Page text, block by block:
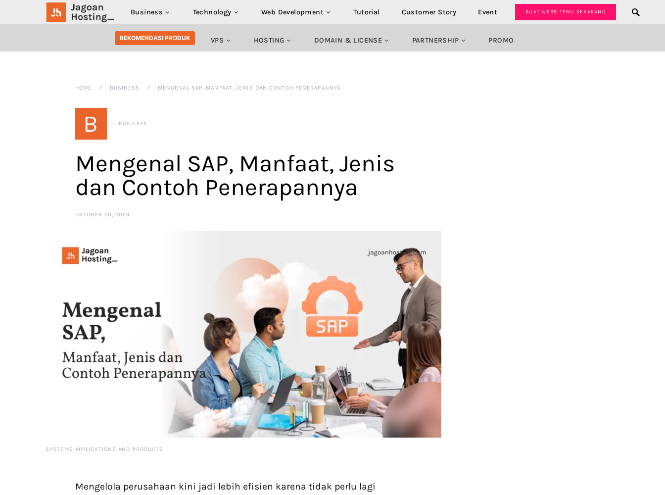
Business Technology Web Development Tutorial Customer Story Event BUAT WEBSITEMU SEKARANG
SEARCH FOR:
REKOMENDASI PRODUK VPS HOSTING DOMAIN & LICENSE PARTNERSHIP PROMO
HOME BUSINESS MENGENAL SAP, MANFAAT, JENIS DAN CONTOH PENERAPANNYA
B BUSINESS
Mengenal SAP, Manfaat, Jenis
dan Contoh Penerapannya
OKTOBER 20, 2024
SYSTEMS APPLICATIONS AND PRODUCTS
Mengelola perusahaan kini jadi lebih efisien karena tidak perlu lagi